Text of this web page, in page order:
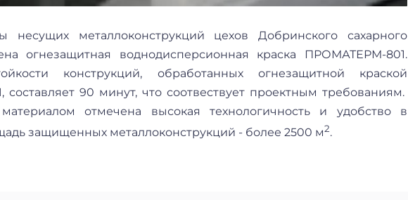
несущих металлоконструкций цехов Добринского сахарного
огнезащитная воднодисперсионная краска ПРОМАТЕРМ-801.
конструкций, обработанных огнезащитной краской
90 минут, что соотвествует проектным требованиям.
отмечена высокая технологичность и удобство в
защищенных металлоконструкций - более 2500 м2.